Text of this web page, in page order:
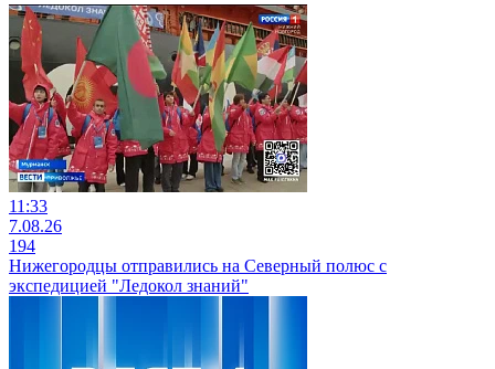
11:33
7.08.26
194
Нижегородцы отправились на Северный полюс с
экспедицией "Ледокол знаний"